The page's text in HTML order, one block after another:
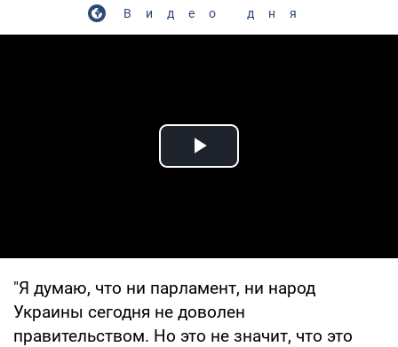
Видео дня
Play Video
"Я думаю, что ни парламент, ни народ
Украины сегодня не доволен
правительством. Но это не значит, что это